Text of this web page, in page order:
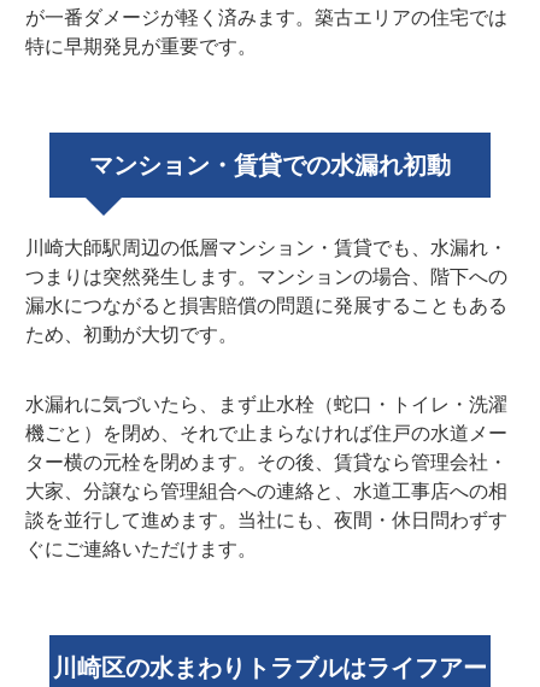
が一番ダメージが軽く済みます。築古エリアの住宅では
特に早期発見が重要です。
マンション・賃貸での水漏れ初動
川崎大師駅周辺の低層マンション・賃貸でも、水漏れ・
つまりは突然発生します。マンションの場合、階下への
漏水につながると損害賠償の問題に発展することもある
ため、初動が大切です。
水漏れに気づいたら、まず止水栓（蛇口・トイレ・洗濯
機ごと）を閉め、それで止まらなければ住戸の水道メー
ター横の元栓を閉めます。その後、賃貸なら管理会社・
大家、分譲なら管理組合への連絡と、水道工事店への相
談を並行して進めます。当社にも、夜間・休日問わずす
ぐにご連絡いただけます。
川崎区の水まわりトラブルはライフアー